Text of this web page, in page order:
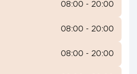
08:00 - 20:00
08:00 - 20:00
08:00 - 20:00